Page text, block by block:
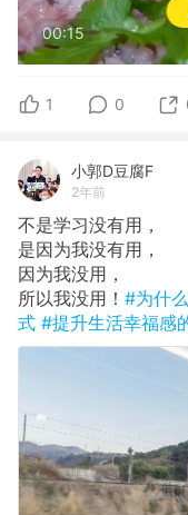
00:15
1 0
小郭D豆腐F
2年前
不是学习没有用，
​是因为我没有用，
​因为我没用，
​所以我没用！ #为什
式 #提升生活幸福感